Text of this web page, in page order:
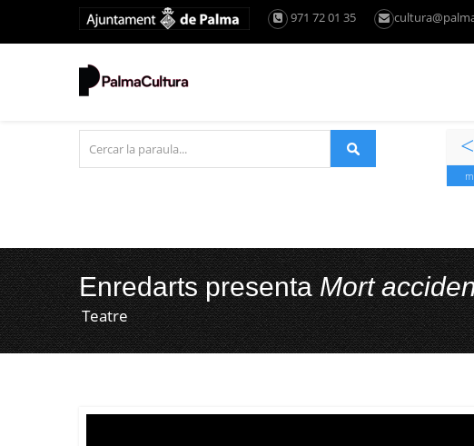
971 72 01 35
Enredarts presentaMort
Teatre